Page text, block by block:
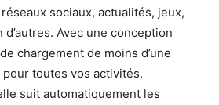
sociaux, actualités, jeux,
Avec une conception
chargement de moins d’une
toutes vos activités.
suit automatiquement les